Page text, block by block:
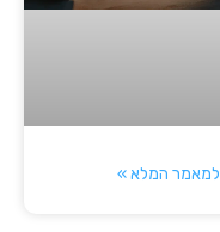
למאמר המלא »